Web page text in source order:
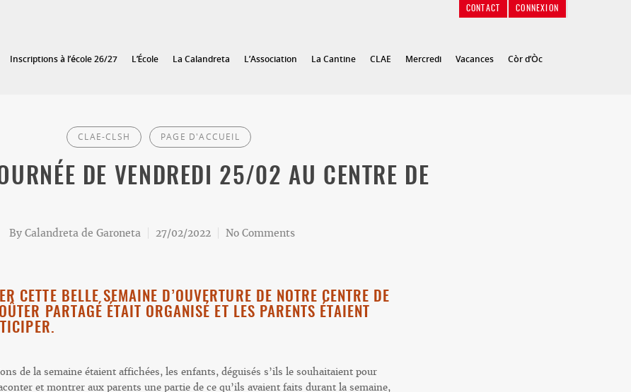
CONTACT CONNEXION
Inscriptions à l’école 26/27 L’École La Calandreta L’Association La Cantine CLAE Mercredi Vacances Còr d’Òc
CLAE-CLSH PAGE D'ACCUEIL
DE VENDREDI 25/02 AU CENTRE DE
By Calandreta de Garoneta 27/02/2022 No Comments
CETTE BELLE SEMAINE D’OUVERTURE DE NOTRE CENTRE DE
PARTAGÉ ÉTAIT ORGANISÉ ET LES PARENTS ÉTAIENT
de la semaine étaient affichées, les enfants, déguisés s’ils le souhaitaient pour
et montrer aux parents une partie de ce qu’ils avaient faits durant la semaine,